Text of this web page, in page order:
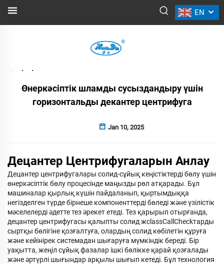
EN
ЖАҢАЛЫҚТАР
Өнеркәсіптік шламды сусыздандыру үшін
горизонтальды декантер центрифуга
Jan 10, 2025
Децантер Центрифугаларын Анлау
Децантер центрифугалары солид-сұйық кеңістіктерді бөлу үшін
өнеркәсіптік бөлу процесінде маңызды рөл атқарады. Бұл
машиналар қырлық күшін пайдаланып, қыртымдыққа
негізделген түрде бірнеше компоненттерді бөледі және үзілістік
мәселелерді әдетте тез әрекет етеді. Тез қарырып отырғанда,
децантер центрифугасы қалыпты солид жclassCallCheckтарды
сыртқы бөлігіне қозғалтуға, олардың солид көбілетін құруға
және кейінірек системадан шығаруға мүмкіндік береді. Бір
уақытта, жеңіл сұйық фазалар ішкі бөлікке қарай қозғалады
және әртүрлі шығындар арқылы шығып кетеді. Бұл технология